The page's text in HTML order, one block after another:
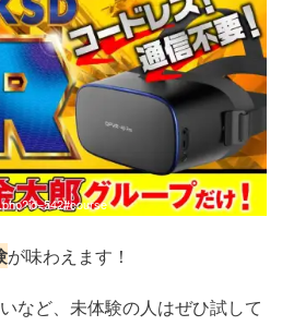
が味わえます！
など、未体験の人はぜひ試して